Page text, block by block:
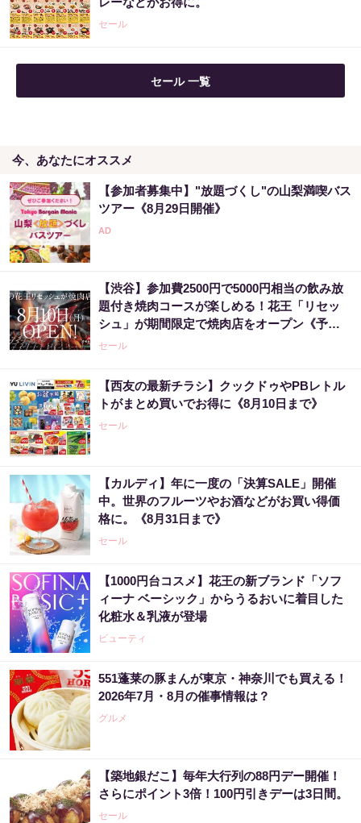
PR（合同会社デジタルファーム ）
セール
セール 一覧
今、あなたにオススメ
【参加者募集中】"放題づくし"の山梨満喫バス
ツアー《8月29日開催》
【渋谷】参加費2500円で5000円相当の飲み放
題付き焼肉コースが楽しめる！花王「リセッ
シュ」が期間限定で焼肉店をオープン《予約
受付中》
セール
【西友の最新チラシ】クックドゥやPBレトル
トがまとめ買いでお得に《8月10日まで》
セール
【カルディ】年に一度の「決算SALE」開催
中。世界のフルーツやお酒などがお買い得価
格に。《8月31日まで》
セール
【1000円台コスメ】花王の新ブランド「ソフ
ィーナ ベーシック」からうるおいに着目した
化粧水＆乳液が登場
ビューティ
551蓬莱の豚まんが東京・神奈川でも買える！
2026年7月・8月の催事情報は？
グルメ
【築地銀だこ】毎年大行列の88円デー開催！
さらにポイント3倍！100円引きデーは3日間。
セール